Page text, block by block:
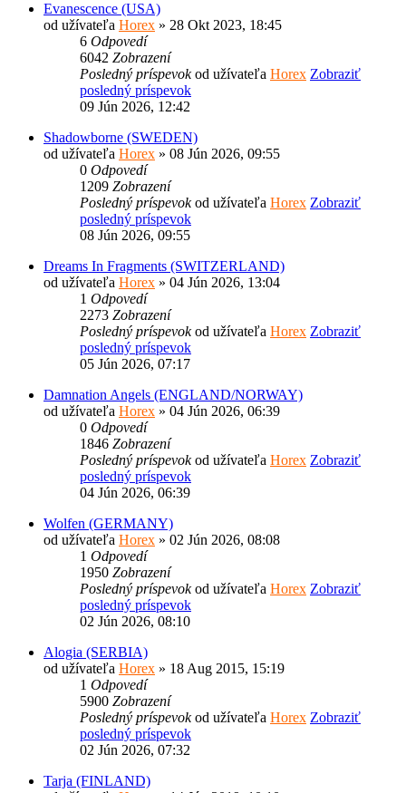
Evanescence (USA)
od užívateľa Horex » 28 Okt 2023, 18:45
6 Odpovedí
6042 Zobrazení
Posledný príspevokod užívateľa Horex Zobraziť
posledný príspevok
09 Jún 2026, 12:42
Shadowborne (SWEDEN)
od užívateľa Horex » 08 Jún 2026, 09:55
0 Odpovedí
1209 Zobrazení
Posledný príspevokod užívateľa Horex Zobraziť
posledný príspevok
08 Jún 2026, 09:55
Dreams In Fragments (SWITZERLAND)
od užívateľa Horex » 04 Jún 2026, 13:04
1 Odpovedí
2273 Zobrazení
Posledný príspevokod užívateľa Horex Zobraziť
posledný príspevok
05 Jún 2026, 07:17
Damnation Angels (ENGLAND/NORWAY)
od užívateľa Horex » 04 Jún 2026, 06:39
0 Odpovedí
1846 Zobrazení
Posledný príspevokod užívateľa Horex Zobraziť
posledný príspevok
04 Jún 2026, 06:39
Wolfen (GERMANY)
od užívateľa Horex » 02 Jún 2026, 08:08
1 Odpovedí
1950 Zobrazení
Posledný príspevokod užívateľa Horex Zobraziť
posledný príspevok
02 Jún 2026, 08:10
Alogia (SERBIA)
od užívateľa Horex » 18 Aug 2015, 15:19
1 Odpovedí
5900 Zobrazení
Posledný príspevokod užívateľa Horex Zobraziť
posledný príspevok
02 Jún 2026, 07:32
Tarja (FINLAND)